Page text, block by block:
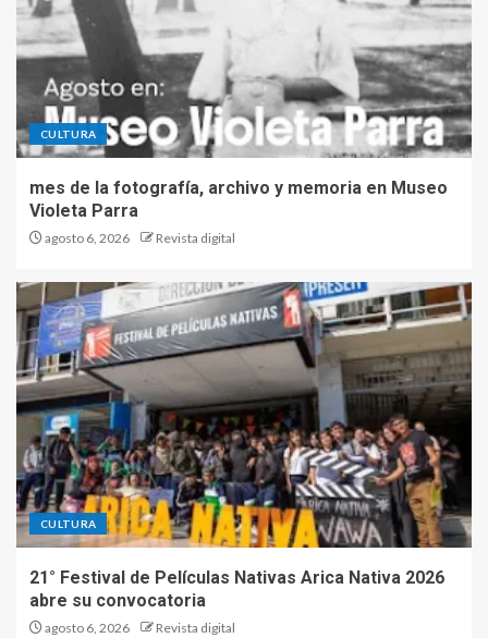
CULTURA
mes de la fotografía, archivo y memoria en Museo
Violeta Parra
agosto 6, 2026 Revista digital
CULTURA
21° Festival de Películas Nativas Arica Nativa 2026
abre su convocatoria
agosto 6, 2026 Revista digital